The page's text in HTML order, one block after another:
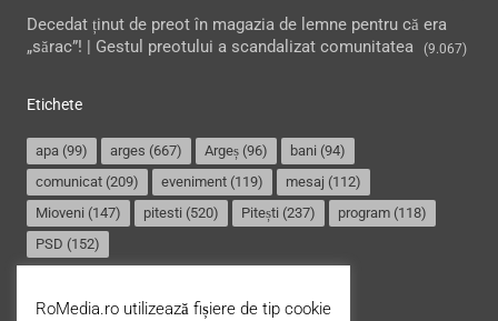
Decedat ținut de preot în magazia de lemne pentru că era
„sărac”! | Gestul preotului a scandalizat comunitatea
(9.067)
Etichete
apa (99) arges (667) Argeș (96) bani (94)
comunicat (209) eveniment (119) mesaj (112)
Mioveni (147) pitesti (520) Pitești (237) program (118)
PSD (152)
Termeni și condiții
RoMedia.ro utilizează fișiere de tip cookie